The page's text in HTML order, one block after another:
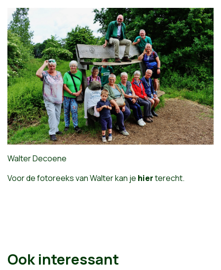
Walter Decoene
Voor de fotoreeks van Walter kan je hierterecht.
Ook interessant